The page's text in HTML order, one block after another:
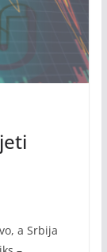
a Srbija